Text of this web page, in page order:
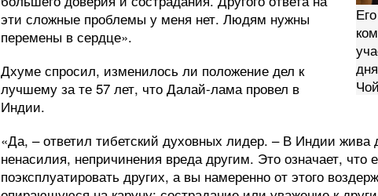
эти сложные проблемы у меня нет. Людям нужны
перемены в сердце».
Дхуме спросил, изменилось ли положение дел к
лучшему за те 57 лет, что Далай-лама провел в
Индии.
«Да, – ответил тибетский духовных лидер. – В Индии
ненасилия, непричинения вреда другим. Это означает, что
поэксплуатировать других, а вы намеренно от этого